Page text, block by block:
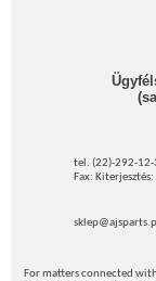
tel. (22)-292-12-
Fax:
sklep@ajsparts.pl
For matters connected